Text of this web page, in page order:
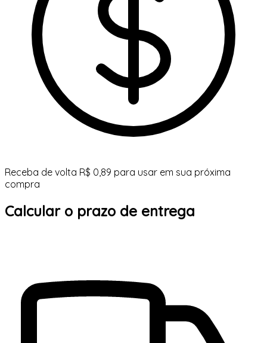
Receba de volta R$ 0,89 para usar em sua próxima
compra
Calcular o prazo de entrega